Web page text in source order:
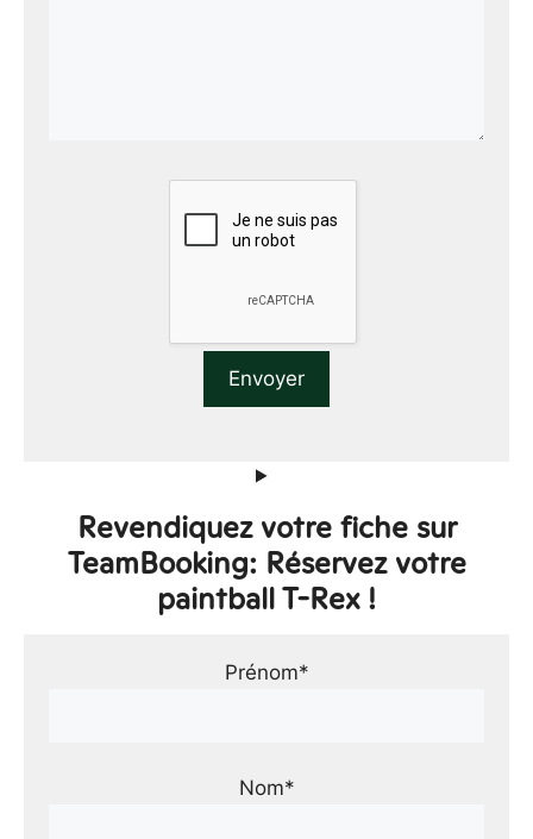
Revendiquez votre fiche sur
TeamBooking: Réservez votre
paintball T-Rex !
Prénom*
Nom*